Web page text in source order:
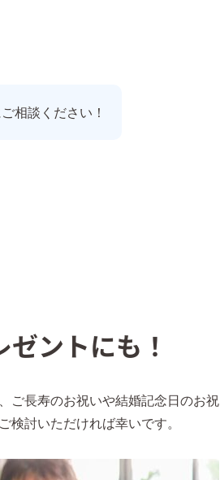
相談ください！
ントにも！
ご長寿のお祝いや結婚記念日のお祝
討いただければ幸いです。